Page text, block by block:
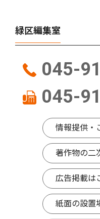
緑区編集室
045-
045-
情報提供・
著作物の二
広告掲載は
紙面の設置